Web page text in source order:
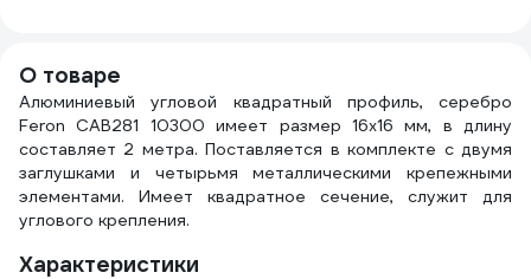
О товаре
Алюминиевый угловой квадратный профиль, серебро
Feron CAB281 10300 имеет размер 16х16 мм, в длину
составляет 2 метра. Поставляется в комплекте с двумя
заглушками и четырьмя металлическими крепежными
элементами. Имеет квадратное сечение, служит для
углового крепления.
Характеристики